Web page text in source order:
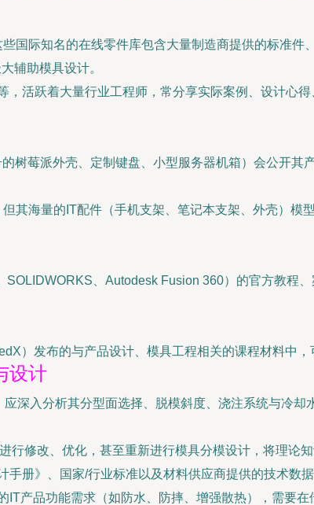
些国际知名的在线零件库包含大量制造商提供的标准
辅助模具设计。
，活跃着大量行业工程师，常分享实际案例、设计心
的树莓派外壳、定制键盘、小型服务器机箱）会公开
但其海量的IT配件（手机支架、笔记本支架、外壳）
、Autodesk Fusion 360）的官方教程
）发布的与产品设计、模具工程相关的课程材料中，
设计
应深入分析其分型面选择、脱模斜度、浇注系统与冷
行修改、优化，甚至重新进行模具分模设计，将理论知
手册》、国家/行业标准以及材料供应商提供的技术数
IT产品功能需求（如防水、防摔、增强散热），需要在